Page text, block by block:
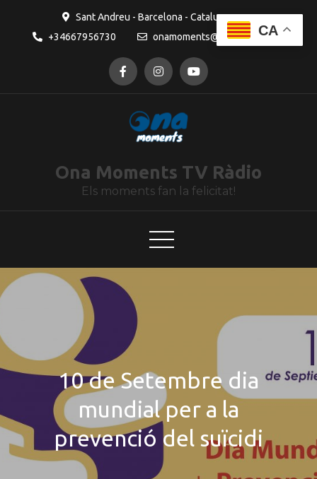
Sant Andreu - Barcelona - Catalunya
+34667956730
onamoments@gmail.com
Ona Moments TV Ràdio
Els moments fan la felicitat!
10 de Setembre dia
mundial per a la
prevenció del suïcidi
CA